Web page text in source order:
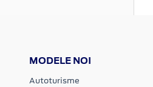
MODELE NOI
Autoturisme